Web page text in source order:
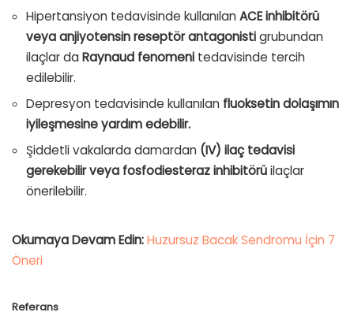
Hipertansiyon tedavisinde kullanılan ACE inhibitörü
veya anjiyotensin reseptör antagonistigrubundan
ilaçlar da Raynaud fenomeni tedavisinde tercih
edilebilir.
Depresyon tedavisinde kullanılan fluoksetin dolaşımın
iyileşmesine yardım edebilir.
Şiddetli vakalarda damardan (IV) ilaç tedavisi
gerekebilir veya fosfodiesteraz inhibitörüilaçlar
önerilebilir.
Okumaya Devam Edin:Huzursuz Bacak Sendromu İçin 7
Öneri
Referans